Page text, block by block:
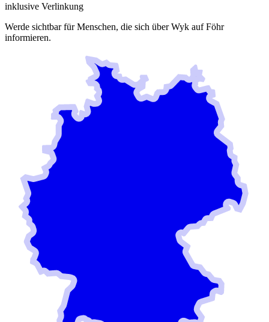
inklusive Verlinkung
Werde sichtbar für Menschen, die sich überWyk auf Föhr
informieren.